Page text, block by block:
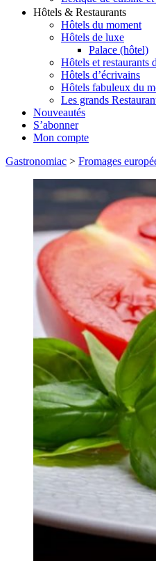
Hôtels & Restaurants
Hôtels du moment
Hôtels de luxe
Palace (hôtel)
Hôtels et restaurants
Hôtels d’écrivains
Hôtels fabuleux du
Les grands
Nouveautés
S’abonner
Mon compte
Gastronomiac > Fromages